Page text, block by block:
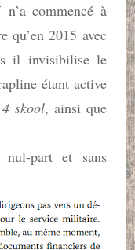
commencé à
qu’en 2015 avec
il invisibilise le
étant active
skool, ainsi que
part et sans